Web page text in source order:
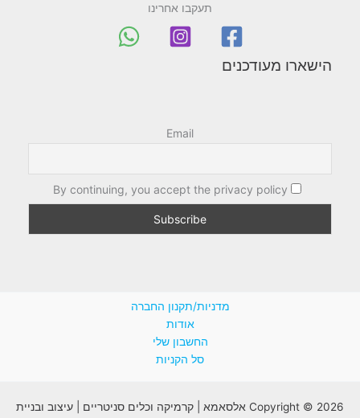
תעקבו אחרינו
הישארו מעודכנים
Email
By continuing, you accept the privacy policy
מדניות/תקנון החברה
אודות
החשבון שלי
סל הקניות
Copyright © 2026 אלסאמא | קרמיקה וכלים סניטריים | עיצוב ובניית